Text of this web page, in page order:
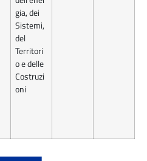
gia, dei
Sistemi,
del
Territori
o e delle
Costruzi
oni